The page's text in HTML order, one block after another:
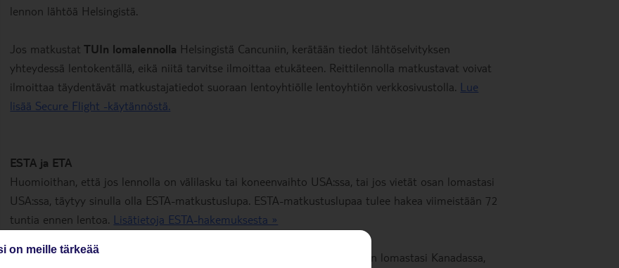
lennon lähtöä Helsingistä.
Jos matkustat TUIn lomalennolla Helsingistä Cancuniin, kerätään tiedot lähtöselvityksen
yhteydessä lentokentällä, eikä niitä tarvitse ilmoittaa etukäteen. Reittilennolla matkustavat voivat
ilmoittaa täydentävät matkustajatiedot suoraan lentoyhtiölle lentoyhtiön verkkosivustolla. Lue
lisää Secure Flight -käytännöstä.
ESTA ja ETA
Huomioithan, että jos lennolla on välilasku tai koneenvaihto USA:ssa, tai jos vietät osan lomastasi
USA:ssa, täytyy sinulla olla ESTA-matkustuslupa. ESTA-matkustuslupaa tulee hakea viimeistään 72
tuntia ennen lentoa. Lisätietoja ESTA-hakemuksesta »
Mikäli lennolla on välilasku tai koneenvaihto Kanadassa, tai jos vietät osan lomastasi Kanadassa,
on meille tärkeää